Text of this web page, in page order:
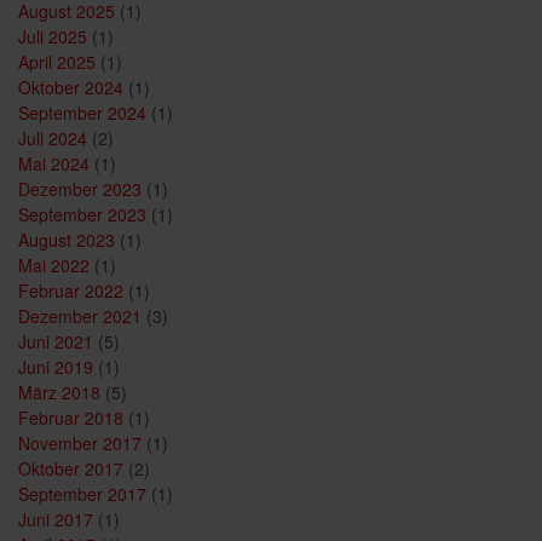
August 2025 (1)
Juli 2025 (1)
April 2025 (1)
Oktober 2024 (1)
September 2024 (1)
Juli 2024 (2)
Mai 2024 (1)
Dezember 2023 (1)
September 2023 (1)
August 2023 (1)
Mai 2022 (1)
Februar 2022 (1)
Dezember 2021 (3)
Juni 2021 (5)
Juni 2019 (1)
März 2018 (5)
Februar 2018 (1)
November 2017 (1)
Oktober 2017 (2)
September 2017 (1)
Juni 2017 (1)